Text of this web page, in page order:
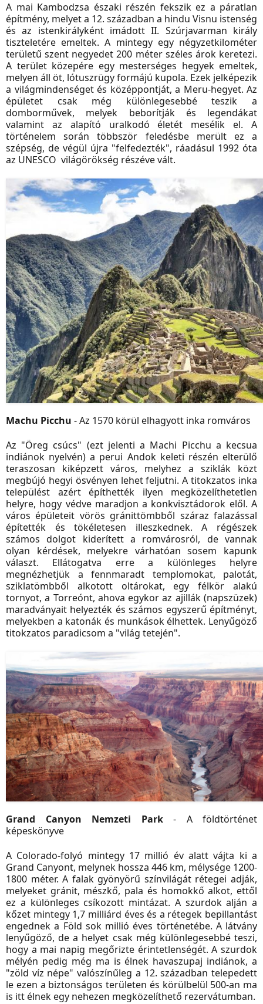
A mai Kambodzsa északi részén fekszik ez a páratlan
építmény, melyet a 12. században a hindu Visnu istenség
és az istenkirályként imádott II. Szúrjavarman király
tiszteletére emeltek. A mintegy egy négyzetkilométer
területű szent negyedet 200 méter széles árok keretezi.
A terület közepére egy mesterséges hegyek emeltek,
melyen áll öt, lótuszrügy formájú kupola. Ezek jelképezik
a világmindenséget és középpontját, a Meru-hegyet. Az
épületet csak még különlegesebbé teszik a
domborművek, melyek beborítják és legendákat
valamint az alapító uralkodó életét mesélik el. A
történelem során többször feledésbe merült ez a
szépség, de végül újra "felfedezték", ráadásul 1992 óta
az UNESCO világörökség részéve vált.
Machu Picchu - Az 1570 körül elhagyott inka romváros
Az "Öreg csúcs" (ezt jelenti a Machi Picchu a kecsua
indiánok nyelvén) a perui Andok keleti részén elterülő
teraszosan kiképzett város, melyhez a sziklák közt
megbújó hegyi ösvényen lehet feljutni. A titokzatos inka
települést azért építhették ilyen megközelíthetetlen
helyre, hogy védve maradjon a konkvisztádorok elől. A
város épületeit vörös gránittömbből száraz falazással
építették és tökéletesen illeszkednek. A régészek
számos dolgot kiderített a romvárosról, de vannak
olyan kérdések, melyekre várhatóan sosem kapunk
választ. Ellátogatva erre a különleges helyre
megnézhetjük a fennmaradt templomokat, palotát,
sziklatömbből alkotott oltárokat, egy félkör alakú
tornyot, a Torreónt, ahova egykor az ajillák (napszüzek)
maradványait helyezték és számos egyszerű építményt,
melyekben a katonák és munkások élhettek. Lenyűgöző
titokzatos paradicsom a "világ tetején".
Grand Canyon Nemzeti Park- A földtörténet
képeskönyve
A Colorado-folyó mintegy 17 millió év alatt vájta ki a
Grand Canyont, melynek hossza 446 km, mélysége 1200-
1800 méter. A falak gyönyörű színvilágát rétegei adják,
melyeket gránit, mészkő, pala és homokkő alkot, ettől
ez a különleges csíkozott mintázat. A szurdok alján a
kőzet mintegy 1,7 milliárd éves és a rétegek bepillantást
engednek a Föld sok millió éves történetébe. A látvány
lenyűgöző, de a helyet csak még különlegesebbé teszi,
hogy a mai napig megőrizte érintetlenségét. A szurdok
mélyén pedig még ma is élnek havaszupaj indiánok, a
"zöld víz népe" valószínűleg a 12. században telepedett
le ezen a biztonságos területen és körülbelül 500-an ma
is itt élnek egy nehezen megközelíthető rezervátumban.